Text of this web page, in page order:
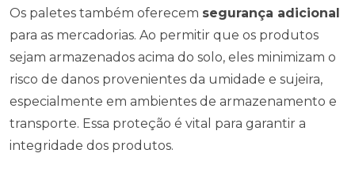
Os paletes também oferecem segurança adicional
para as mercadorias. Ao permitir que os produtos
sejam armazenados acima do solo, eles minimizam o
risco de danos provenientes da umidade e sujeira,
especialmente em ambientes de armazenamento e
transporte. Essa proteção é vital para garantir a
integridade dos produtos.